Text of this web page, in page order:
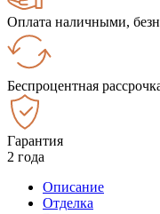
Оплата наличными,
Беспроцентная
Гарантия
2 года
Описание
Отделка